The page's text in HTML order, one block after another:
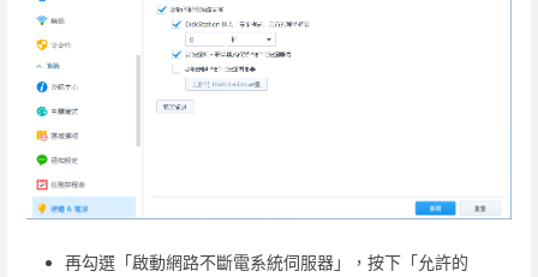
再勾選「啟動網路不斷電系統伺服器」，按下「允許的